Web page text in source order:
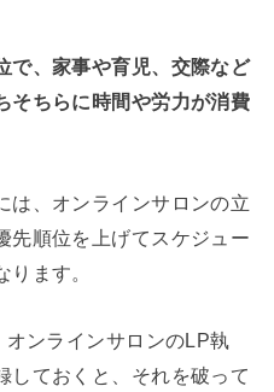
で、家事や育児、交際など
そちらに時間や労力が消費
は、オンラインサロンの立
先順位を上げてスケジュー
ます。
ンラインサロンのLP執
しておくと、それを破って